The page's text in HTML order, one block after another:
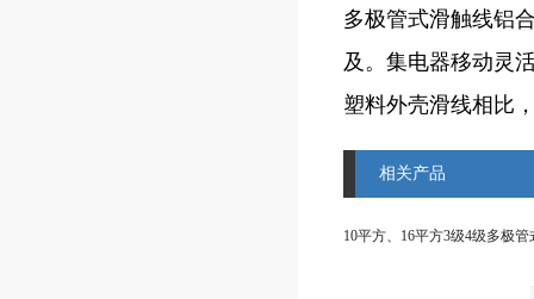
多极管式滑触线铝
及。集电器移动灵
塑料外壳滑线相比
相关产品